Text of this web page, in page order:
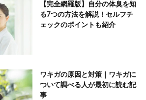
【完全網羅版】自分の体臭を知
る7つの方法を解説！セルフチ
ェックのポイントも紹介
ワキガの原因と対策｜ワキガに
ついて調べる人が最初に読む記
事